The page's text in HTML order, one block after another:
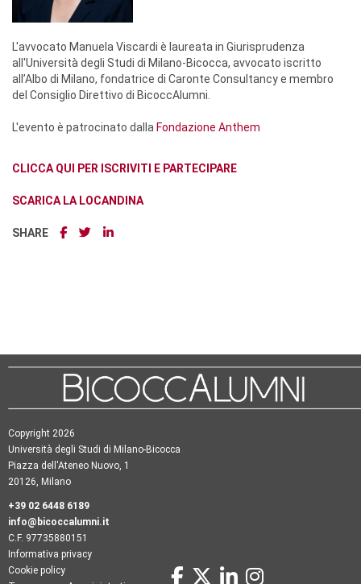
L'avvocato Manuela Viscardi è laureata in Giurisprudenza
all'Università degli Studi di Milano-Bicocca, avvocato iscritto
all’Albo di Milano, fondatrice di Caronte Consultancy e membro
del Consiglio Direttivo di BicoccAlumni.
L'evento è patrocinato dalla Fondazione Anthem
CLICCA QUI PER ISCRIVITI E PARTECIPARE
SCARICA LA LOCANDINA
SHARE
Copyright 2026
Università degli Studi di Milano-Bicocca
Piazza dell'Ateneo Nuovo, 1
20126, Milano
+39 02 6448 6189
info@bicoccalumni.it
C.F. 97735880151
Informativa privacy
Cookie policy